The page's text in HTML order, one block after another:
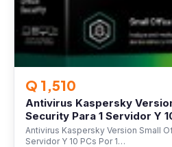
Q 1,510
Antivirus Kaspersky
Security Para 1 Servidor Y
Antivirus Kaspersky Version Small
Servidor Y 10 PCs Por 1…